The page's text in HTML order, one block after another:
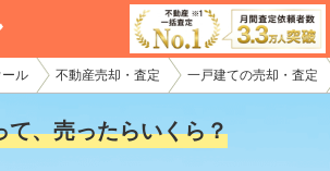
ル 不動産売却・査定 一戸建ての売却・査定
て、売ったらいくら？
の不動産会社様